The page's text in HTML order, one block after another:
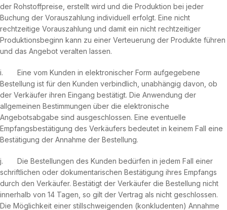
der Rohstoffpreise, erstellt wird und die Produktion bei jeder
Buchung der Vorauszahlung individuell erfolgt. Eine nicht
rechtzeitige Vorauszahlung und damit ein nicht rechtzeitiger
Produktionsbeginn kann zu einer Verteuerung der Produkte führen
und das Angebot veralten lassen.
i. Eine vom Kunden in elektronischer Form aufgegebene
Bestellung ist für den Kunden verbindlich, unabhängig davon, ob
der Verkäufer ihren Eingang bestätigt. Die Anwendung der
allgemeinen Bestimmungen über die elektronische
Angebotsabgabe sind ausgeschlossen. Eine eventuelle
Empfangsbestätigung des Verkäufers bedeutet in keinem Fall eine
Bestätigung der Annahme der Bestellung.
j. Die Bestellungen des Kunden bedürfen in jedem Fall einer
schriftlichen oder dokumentarischen Bestätigung ihres Empfangs
durch den Verkäufer. Bestätigt der Verkäufer die Bestellung nicht
innerhalb von 14 Tagen, so gilt der Vertrag als nicht geschlossen.
Die Möglichkeit einer stillschweigenden (konkludenten) Annahme